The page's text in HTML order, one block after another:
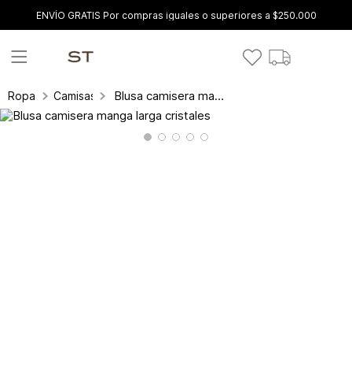
ENVÍO GRATIS Por compras iguales o superiores a $250.000
Ropa Camisas y blusas Blusa camisera manga larga cristales